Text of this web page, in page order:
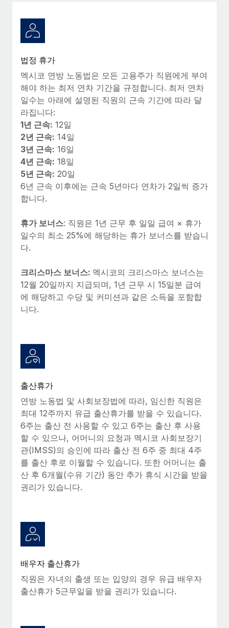
신원 조사
채용 후보자 심사 프로세스 간소화
Compliance Watchtower
기기 관리
전 세계 IT 장비 제공 및 추적 관리
법인 설립
법인 설립을 빠르고 준법적으로 지원
글로벌 인재 이동 및 전근
직원 해외 이전을 간편하게 처리
복리후생
사례 연구
모든 리소스 보기
글로벌 급여
EOR 및 PEO
계약자 관리
세금
블로그 둘러보기
블로그
Remote 제품 관련 소식: Gusto 및 Xero와의 통합과
Remote Contractor Management Plus
장 적합 사람을 찾아 채용 및 관리하고 급여를 지급하도록 돕는 것
입니다. 이를 위해 최근 몇 주 동안 새로운...
자세히 알아보기
채용을 확장한 방법
비디오 콘텐츠를 활용한 마케팅이 계속해서 인기를 끌면서, 기업들
니다. 그러나 대부분의 회사들은 그렇게 높은 품질의...
자세히 알아보기
법정 휴가
멕시코 연방 노동법은 모든 고용주가 직원에게 부여
해야 하는 최저 연차 기간을 규정합니다. 최저 연차
일수는 아래에 설명된 직원의 근속 기간에 따라 달
라집니다:
1년 근속: 12일
2년 근속: 14일
3년 근속: 16일
4년 근속: 18일
5년 근속: 20일
6년 근속 이후에는 근속 5년마다 연차가 2일씩 증가
합니다.
휴가 보너스: 직원은 1년 근무 후 일일 급여 × 휴가
일수의 최소 25%에 해당하는 휴가 보너스를 받습니
다.
크리스마스 보너스: 멕시코의 크리스마스 보너스는
12월 20일까지 지급되며, 1년 근무 시 15일분 급여
에 해당하고 수당 및 커미션과 같은 소득을 포함합
니다.
출산휴가
연방 노동법 및 사회보장법에 따라, 임신한 직원은
최대 12주까지 유급 출산휴가를 받을 수 있습니다.
6주는 출산 전 사용할 수 있고 6주는 출산 후 사용
할 수 있으나, 어머니의 요청과 멕시코 사회보장기
관(IMSS)의 승인에 따라 출산 전 6주 중 최대 4주
를 출산 후로 이월할 수 있습니다. 또한 어머니는 출
산 후 6개월(수유 기간) 동안 추가 휴식 시간을 받을
권리가 있습니다.
배우자 출산휴가
직원은 자녀의 출생 또는 입양의 경우 유급 배우자
출산휴가 5근무일을 받을 권리가 있습니다.